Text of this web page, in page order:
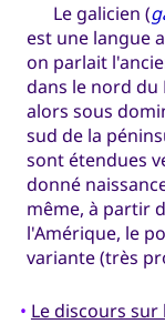
Le galicien (
est une langue
on parlait
dans le nord du
alors sous
sud de la
sont étendues
donné
même, à partir
l'Amérique, le
variante (très
• Le discours sur